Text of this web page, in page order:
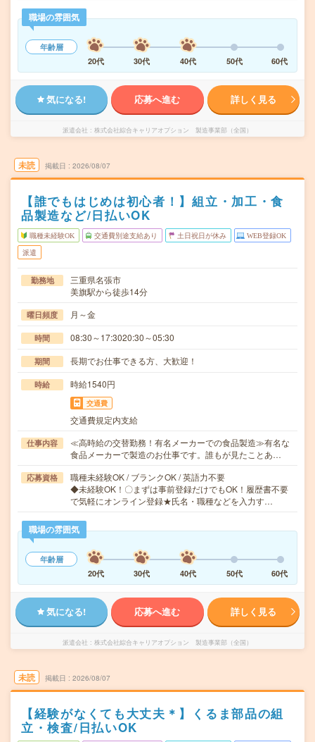
職場の雰囲気
年齢層
20代
30代 40代 50代 60代
気になる! 応募へ進む 詳しく見る
派遣会社 株式会社綜合キャリアオプション 製造事業部（全国）
未読 掲載日 2026/08/07
【誰でもはじめは初心者！】組立・加工・食
品製造など/日払いOK
職種未経験OK 交通費別途支給あり 土日祝日が休み WEB登録OK
派遣
勤務地
三重県名張市
美旗駅から徒歩14分
曜日頻度 月～金
時間 08:30～17:3020:30～05:30
期間 長期でお仕事できる方、大歓迎！
時給 時給1540円
交通費
交通費規定内支給
仕事内容
≪高時給の交替勤務！有名メーカーでの食品製造≫有名な
食品メーカーで製造のお仕事です。誰もが見たことあ…
応募資格
職種未経験OK / ブランクOK / 英語力不要
◆未経験OK！〇まずは事前登録だけでもOK！履歴書不要
で気軽にオンライン登録★氏名・職種などを入力す…
職場の雰囲気
年齢層
20代
30代 40代 50代 60代
気になる! 応募へ進む 詳しく見る
派遣会社 株式会社綜合キャリアオプション 製造事業部（全国）
未読 掲載日 2026/08/07
【経験がなくても大丈夫＊】くるま部品の組
立・検査/日払いOK